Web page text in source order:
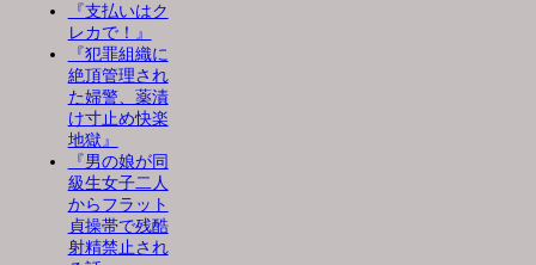
『支払いはク
レカで！』
『犯罪組織に
絶頂管理され
た婦警、薬漬
け寸止め快楽
地獄』
『男の娘が同
級生女子二人
からフラット
貞操帯で残酷
射精禁止され